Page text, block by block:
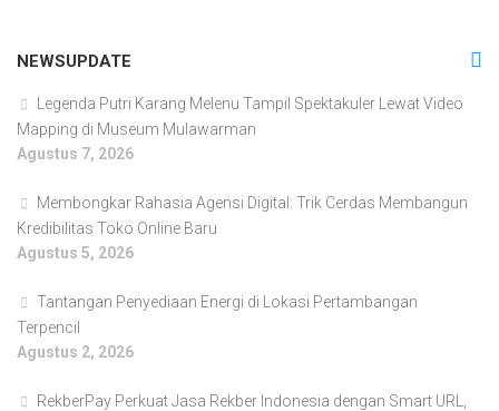
NEWSUPDATE
Legenda Putri Karang Melenu Tampil Spektakuler Lewat Video
Mapping di Museum Mulawarman
Agustus 7, 2026
Membongkar Rahasia Agensi Digital: Trik Cerdas Membangun
Kredibilitas Toko Online Baru
Agustus 5, 2026
Tantangan Penyediaan Energi di Lokasi Pertambangan
Terpencil
Agustus 2, 2026
RekberPay Perkuat Jasa Rekber Indonesia dengan Smart URL,